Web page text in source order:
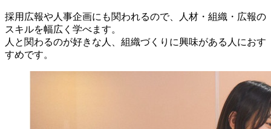
採用広報や人事企画にも関われるので、人材・組織・広報の
スキルを幅広く学べます。
人と関わるのが好きな人、組織づくりに興味がある人におす
すめです。